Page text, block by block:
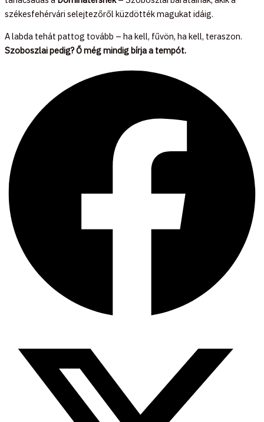
székesfehérvári selejtezőről küzdötték magukat idáig.
A labda tehát pattog tovább – ha kell, fűvön, ha kell, teraszon.
Szoboszlai pedig? Ő még mindig bírja a tempót.